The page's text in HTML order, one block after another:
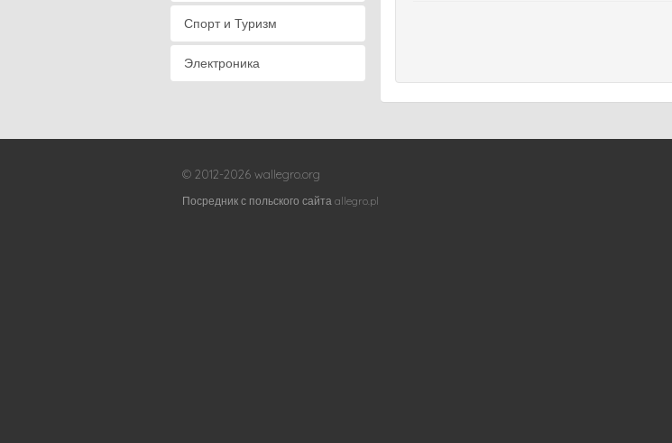
Спорт и Туризм
Электроника
© 2012-2026 wallegro.org
Посредник с польского сайта allegro.pl